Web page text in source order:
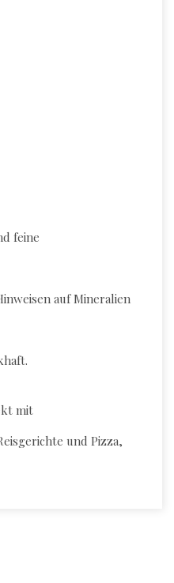
feine
auf Mineralien
mit
und Pizza,